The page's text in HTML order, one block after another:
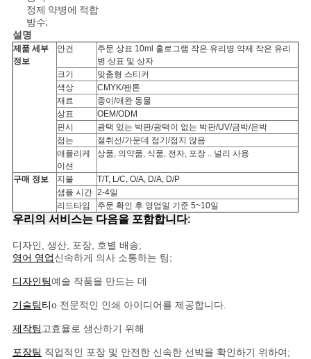
우
PRIVACY
POLICY
정제 약병에 적합
방수;
설명
제품 세부
정보
안건
주문 상표 10ml 홀로그램 작은 유리병 약제 작은 유리
병 상표 및 상자
크기
맞춤형 스티커
색상
CMYK/팬톤
재료
종이/애완 동물
상표
OEM/ODM
핀시
광택 있는 박판/광택이 없는 박판/UV/금박/은박
접는
절취선/가운데 접기/접지 않음
애플리케
이션
상품, 의약품, 식품, 전자, 포장 .. 널리 사용
구매 정보 지불
T/T, L/C, O/A, D/A, D/P
샘플 시간 2-4일
리드타임
주문 확인 후 영업일 기준 5~10일
우리의 서비스는 다음을 포함합니다:
디자인, 생산, 포장, 호별 배송;
영어 영업신속하게 의사 소통하는 팀;
디자인팀예술 작품을 만드는 데
기술팀티o 전문적인 인쇄 아이디어를 제공합니다.
제작팀고효율로 생산하기 위해
포장팀 직업적인 포장 및 안전한 신속한 선박을 확인하기 위하여;